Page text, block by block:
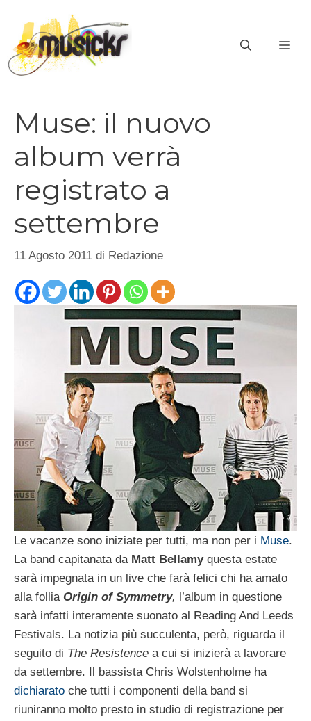
contenuto
Muse: il nuovo
album verrà
registrato a
settembre
11 Agosto 2011 di Redazione
Le vacanze sono iniziate per tutti, ma non per i Muse.
La band capitanata da Matt Bellamyquesta estate
sarà impegnata in un live che farà felici chi ha amato
alla follia Origin of Symmetry, l’album in questione
sarà infatti interamente suonato al Reading And Leeds
Festivals. La notizia più succulenta, però, riguarda il
seguito di The Resistence a cui si inizierà a lavorare
da settembre. Il bassista Chris Wolstenholme ha
dichiarato che tutti i componenti della band si
riuniranno molto presto in studio di registrazione per